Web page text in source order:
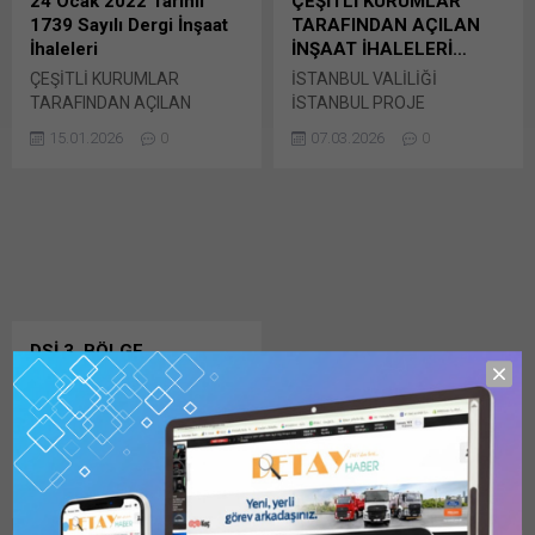
WhatsApp'ta paylaşmak için
tıklayın (Yeni pencerede
Facebook'ta paylaşmak için
tıklayın (Yeni...
tıklayın (Yeni pencerede
açılır) LinkedIn WhatsApp'ta
paylaşmak için tıklayın (Yeni
pencerede açılır) WhatsApp
Facebook'ta paylaşmak için
tıklayın (Yeni...
1739 Sayılı Dergi İnşaat
İhaleleri
ÇEŞİTLİ KURUMLAR
TARAFINDAN AÇILAN
3.BÖLGE MÜDÜRLÜĞÜ
pencerede açılır) X Linkedln
üzerinden paylaşmak için
tıklayın (Yeni pencerede
açılır) LinkedIn WhatsApp'ta
paylaşmak için tıklayın (Yeni
pencerede açılır) WhatsApp
Facebook'ta paylaşmak için
tıklayın (Yeni...
15.01.2026 0
TARAFINDAN AÇILAN
İNŞAAT İHALELERİ…
İSTANBUL VALİLİĞİ
İSTANBUL PROJE
(İPKB) “YENİDEN YAPIM
paylaşmak için tıklayın (Yeni
pencerede açılır) LinkedIn
WhatsApp'ta paylaşmak için
tıklayın (Yeni pencerede
açılır) WhatsApp
Facebook'ta paylaşmak için
tıklayın (Yeni...
07.03.2026 0
DSİ 3. BÖLGE,
SAKARYA-BEŞEVLER
BARAJI SULAMASI
İKMALİ İHALESİ
DSİ – DEVLET SU İŞLERİ 3.
BÖLGE MÜDÜRLÜĞÜ:
Sakarya-Beşevler Barajı
Sulaması İkmali İhale Kayıt
20.12.2025